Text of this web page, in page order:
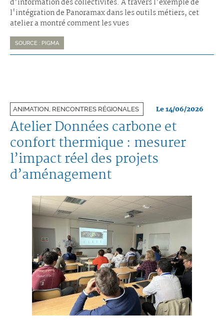
d'information des collectivités. À travers l'exemple de
l'intégration de Panoramax dans les outils métiers, cet
atelier a montré comment les vues
SOURCE : PIGMA
ANIMATION, RENCONTRES RÉGIONALES Le 14/06/2026
Atelier Données carbone et
confort thermique : mesurer
l’impact réel des projets
d’aménagement